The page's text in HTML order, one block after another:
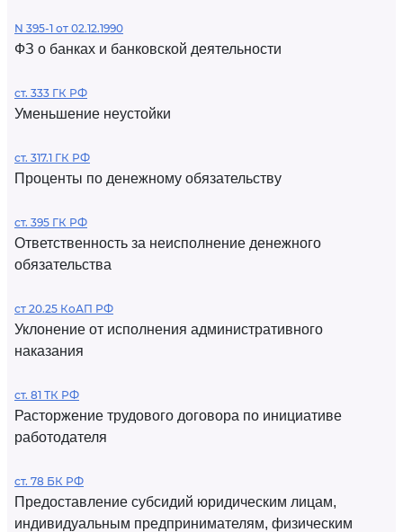
N 395-1 от 02.12.1990
ФЗ о банках и банковской деятельности
ст. 333 ГК РФ
Уменьшение неустойки
ст. 317.1 ГК РФ
Проценты по денежному обязательству
ст. 395 ГК РФ
Ответственность за неисполнение денежного
обязательства
ст 20.25 КоАП РФ
Уклонение от исполнения административного
наказания
ст. 81 ТК РФ
Расторжение трудового договора по инициативе
работодателя
ст. 78 БК РФ
Предоставление субсидий юридическим лицам,
индивидуальным предпринимателям, физическим